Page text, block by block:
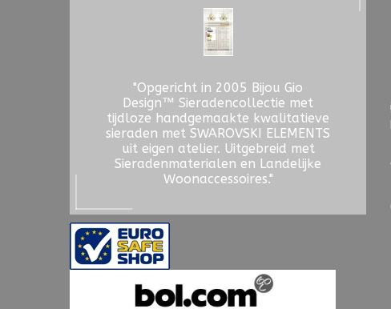
"Opgericht in 2005 Bijou Gio
Design™ Sieradencollectie met
tijdloze handgemaakte kwalitatieve
sieraden met SWAROVSKI ELEMENTS
uit eigen atelier. Uitgebreid met
Sieradenmaterialen en Landelijke
Woonaccessoires."